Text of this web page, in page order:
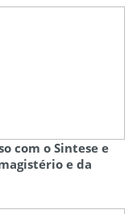
com o Sintese e
e da